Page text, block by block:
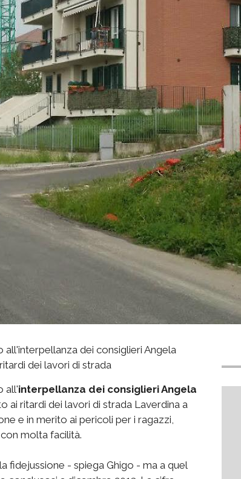
all'interpellanza dei consiglieri Angela
dei lavori di strada
all'interpellanza dei consiglieri Angela
ai ritardi dei lavori di strada Laverdina a
e in merito ai pericoli per i ragazzi,
molta facilità.
fidejussione - spiega Ghigo - ma a quel